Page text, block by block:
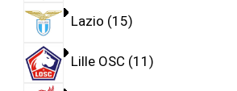
Lazio 15
Lille OSC 11